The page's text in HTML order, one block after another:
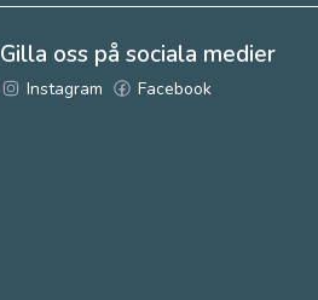
Gilla oss på sociala medier
Instagram Facebook